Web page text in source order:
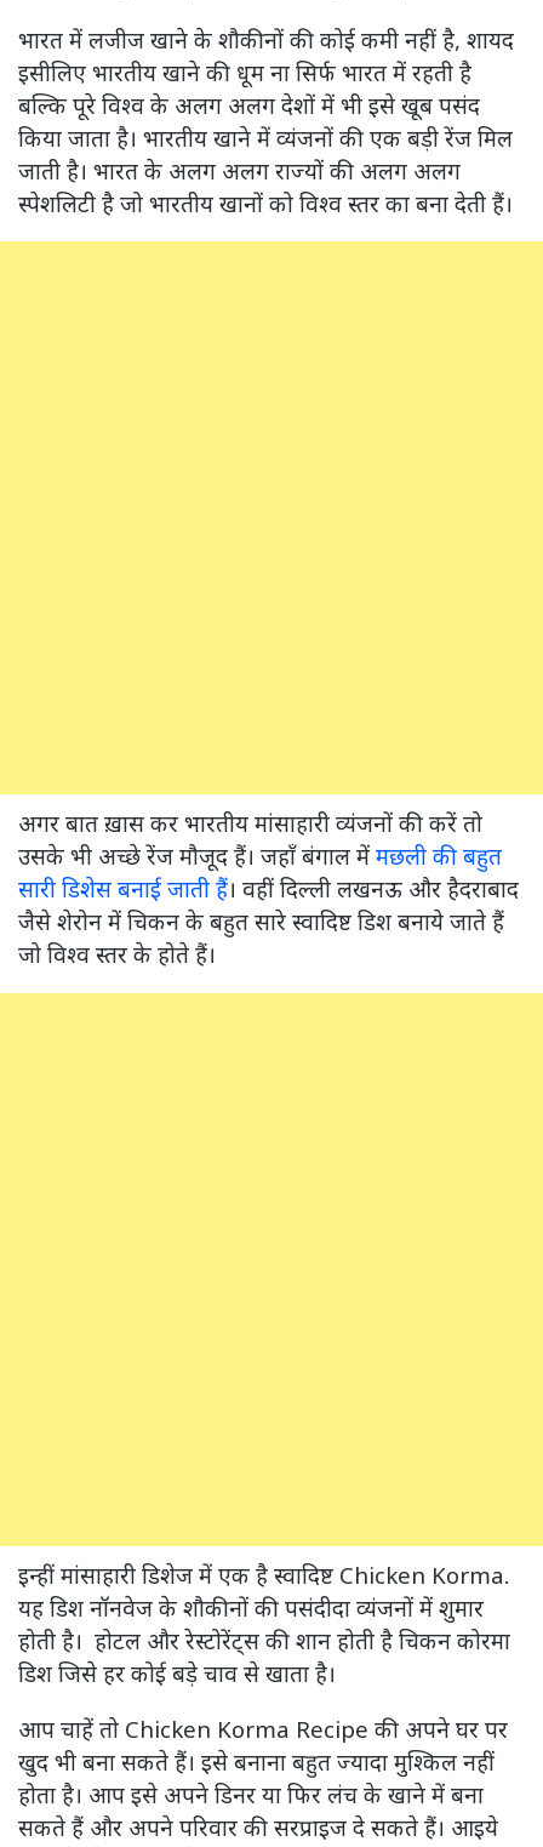
भारत में लजीज खाने के शौकीनों की कोई कमी नहीं है, शायद
इसीलिए भारतीय खाने की धूम ना सिर्फ भारत में रहती है
बल्कि पूरे विश्व के अलग अलग देशों में भी इसे खूब पसंद
किया जाता है। भारतीय खाने में व्यंजनों की एक बड़ी रेंज मिल
जाती है। भारत के अलग अलग राज्यों की अलग अलग
स्पेशलिटी है जो भारतीय खानों को विश्व स्तर का बना देती हैं।
अगर बात ख़ास कर भारतीय मांसाहारी व्यंजनों की करें तो
उसके भी अच्छे रेंज मौजूद हैं। जहाँ बंगाल में मछली की बहुत
सारी डिशेस बनाई जाती हैं। वहीं दिल्ली लखनऊ और हैदराबाद
जैसे शेरोन में चिकन के बहुत सारे स्वादिष्ट डिश बनाये जाते हैं
जो विश्व स्तर के होते हैं।
इन्हीं मांसाहारी डिशेज में एक है स्वादिष्ट Chicken Korma.
यह डिश नॉनवेज के शौकीनों की पसंदीदा व्यंजनों में शुमार
होती है। होटल और रेस्टोरेंट्स की शान होती है चिकन कोरमा
डिश जिसे हर कोई बड़े चाव से खाता है।
आप चाहें तो Chicken Korma Recipe की अपने घर पर
खुद भी बना सकते हैं। इसे बनाना बहुत ज्यादा मुश्किल नहीं
होता है। आप इसे अपने डिनर या फिर लंच के खाने में बना
सकते हैं और अपने परिवार की सरप्राइज दे सकते हैं। आइये